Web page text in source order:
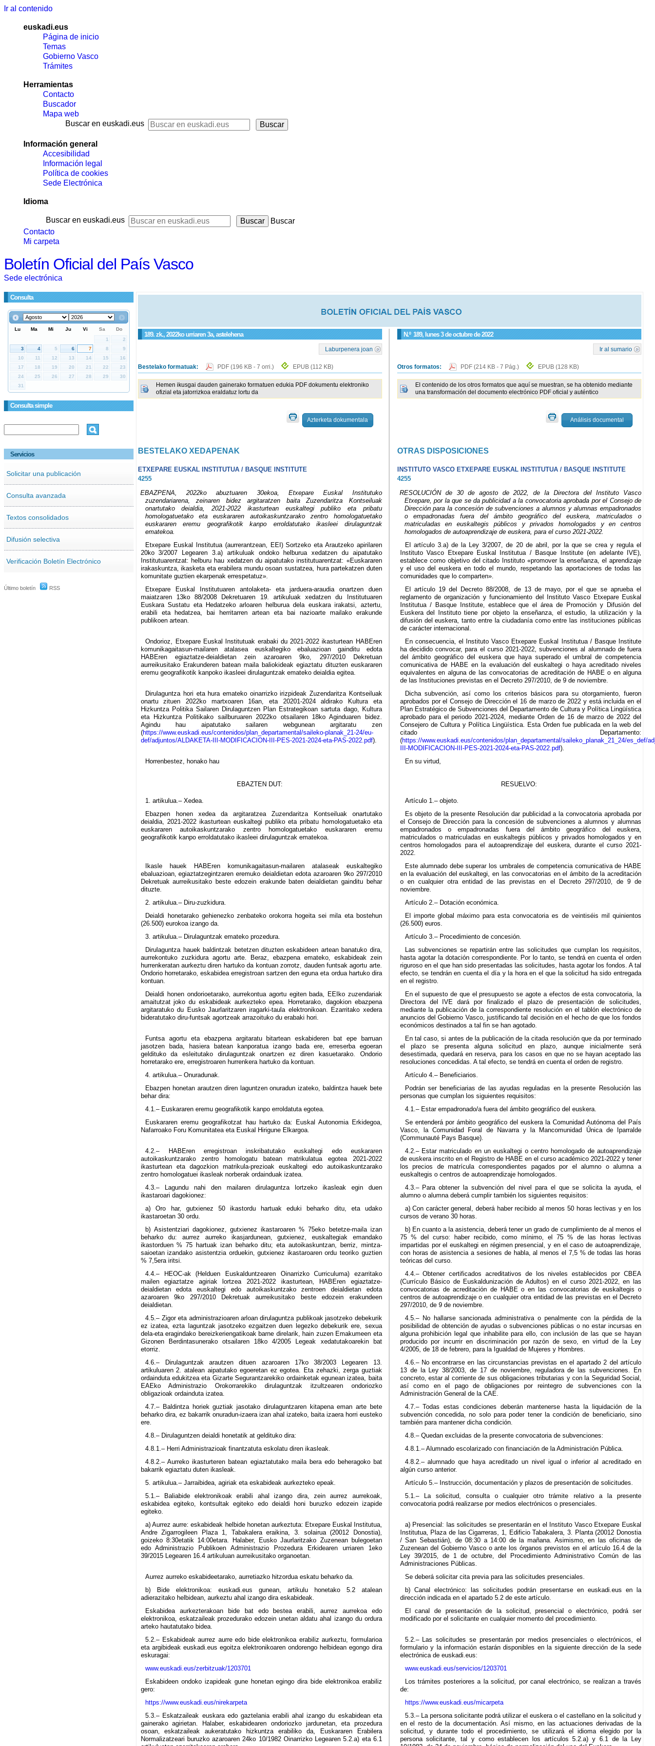
Ir al contenido
euskadi.eus
Página de inicio
Temas
Gobierno Vasco
Trámites
Herramientas
Contacto
Buscador
Mapa web
Buscar en euskadi.eus
Información general
Accesibilidad
Información legal
Política de cookies
Sede Electrónica
Idioma
Buscar en euskadi.eus
Buscar
Contacto
Mi carpeta
Boletín Oficial del País Vasco
Sede electrónica
Consulta
Consulta simple
Servicios
Solicitar una publicación
Consulta avanzada
Textos consolidados
Difusión selectiva
Verificación Boletín Electrónico
Último boletín RSS
189. zk., 2022ko urriaren 3a, astelehena N.º 189, lunes 3 de octubre de 2022
Laburpenera joan
Bestelako formatuak: PDF (196 KB - 7 orri.) EPUB (112 KB)
Hemen ikusgai dauden gainerako formatuen edukia PDF dokumentu elektroniko
ofizial eta jatorrizkoa eraldatuz lortu da
Azterketa dokumentala
Ir al sumario
Otros formatos: PDF (214 KB - 7 Pág.) EPUB (128 KB)
El contenido de los otros formatos que aquí se muestran, se ha obtenido mediante
una transformación del documento electrónico PDF oficial y auténtico
Análisis documental
BESTELAKO XEDAPENAK OTRAS DISPOSICIONES
ETXEPARE EUSKAL INSTITUTUA / BASQUE INSTITUTE
INSTITUTO VASCO ETXEPARE EUSKAL INSTITUTUA / BASQUE INSTITUTE
4255
4255
EBAZPENA, 2022ko abuztuaren 30ekoa, Etxepare Euskal Institutuko
zuzendariarena, zeinaren bidez argitaratzen baita Zuzendaritza Kontseiluak
onartutako deialdia, 2021-2022 ikasturtean euskaltegi publiko eta pribatu
homologatuetako eta euskararen autoikaskuntzarako zentro homologatuetako
euskararen eremu geografikotik kanpo erroldatutako ikasleei dirulaguntzak
ematekoa.
RESOLUCIÓN de 30 de agosto de 2022, de la Directora del Instituto Vasco
Etxepare, por la que se da publicidad a la convocatoria aprobada por el Consejo de
Dirección para la concesión de subvenciones a alumnos y alumnas empadronados
o empadronadas fuera del ámbito geográfico del euskera, matriculados o
matriculadas en euskaltegis públicos y privados homologados y en centros
homologados de autoaprendizaje de euskera, para el curso 2021-2022.
Etxepare Euskal Institutua (aurrerantzean, EEI) Sortzeko eta Arautzeko apirilaren
20ko 3/2007 Legearen 3.a) artikuluak ondoko helburua xedatzen du aipatutako
Institutuarentzat: helburu hau xedatzen du aipatutako institutuarentzat: «Euskararen
irakaskuntza, ikasketa eta erabilera mundu osoan sustatzea, hura partekatzen duten
komunitate guztien ekarpenak errespetatuz».
El artículo 3.a) de la Ley 3/2007, de 20 de abril, por la que se crea y regula el
Instituto Vasco Etxepare Euskal Institutua / Basque Institute (en adelante IVE),
establece como objetivo del citado Instituto «promover la enseñanza, el aprendizaje
y el uso del euskera en todo el mundo, respetando las aportaciones de todas las
comunidades que lo comparten».
Etxepare Euskal Institutuaren antolaketa- eta jarduera-araudia onartzen duen
maiatzaren 13ko 88/2008 Dekretuaren 19. artikuluak xedatzen du Institutuaren
Euskara Sustatu eta Hedatzeko arloaren helburua dela euskara irakatsi, aztertu,
erabili eta hedatzea, bai herritarren artean eta bai nazioarte mailako erakunde
publikoen artean.
El artículo 19 del Decreto 88/2008, de 13 de mayo, por el que se aprueba el
reglamento de organización y funcionamiento del Instituto Vasco Etxepare Euskal
Institutua / Basque Institute, establece que el área de Promoción y Difusión del
Euskera del Instituto tiene por objeto la enseñanza, el estudio, la utilización y la
difusión del euskera, tanto entre la ciudadanía como entre las instituciones públicas
de carácter internacional.
Ondorioz, Etxepare Euskal Institutuak erabaki du 2021-2022 ikasturtean HABEren
komunikagaitasun-mailaren atalasea euskaltegiko ebaluazioan gainditu edota
HABEren egiaztatze-deialdietan zein azaroaren 9ko, 297/2010 Dekretuan
aurreikusitako Erakunderen batean maila baliokideak egiaztatu dituzten euskararen
eremu geografikotik kanpoko ikasleei dirulaguntzak emateko deialdia egitea.
En consecuencia, el Instituto Vasco Etxepare Euskal Institutua / Basque Institute
ha decidido convocar, para el curso 2021-2022, subvenciones al alumnado de fuera
del ámbito geográfico del euskera que haya superado el umbral de competencia
comunicativa de HABE en la evaluación del euskaltegi o haya acreditado niveles
equivalentes en alguna de las convocatorias de acreditación de HABE o en alguna
de las Instituciones previstas en el Decreto 297/2010, de 9 de noviembre.
Dirulaguntza hori eta hura emateko oinarrizko irizpideak Zuzendaritza Kontseiluak
onartu zituen 2022ko martxoaren 16an, eta 20201-2024 aldirako Kultura eta
Hizkuntza Politika Sailaren Dirulaguntzen Plan Estrategikoan sartuta dago, Kultura
eta Hizkuntza Politikako sailburuaren 2022ko otsailaren 18ko Aginduaren bidez.
Agindu hau aipatutako sailaren webgunean argitaratu zen
(https://www.euskadi.eus/contenidos/plan_departamental/saileko-planak_21-24/eu-
def/adjuntos/ALDAKETA-III-MODIFICACION-III-PES-2021-2024-eta-PAS-2022.pdf).
Dicha subvención, así como los criterios básicos para su otorgamiento, fueron
aprobados por el Consejo de Dirección el 16 de marzo de 2022 y está incluida en el
Plan Estratégico de Subvenciones del Departamento de Cultura y Política Lingüística
aprobado para el periodo 2021-2024, mediante Orden de 16 de marzo de 2022 del
Consejero de Cultura y Política Lingüística. Esta Orden fue publicada en la web del
citado Departamento:
(https://www.euskadi.eus/contenidos/plan_departamental/saileko_planak_21_24/es_def/
III-MODIFICACION-III-PES-2021-2024-eta-PAS-2022.pdf).
Horrenbestez, honako hau
En su virtud,
EBAZTEN DUT: RESUELVO:
1. artikulua.– Xedea.
Artículo 1.– objeto.
Ebazpen honen xedea da argitaratzea Zuzendaritza Kontseiluak onartutako
deialdia, 2021-2022 ikasturtean euskaltegi publiko eta pribatu homologatuetako eta
euskararen autoikaskuntzarako zentro homologatuetako euskararen eremu
geografikotik kanpo erroldatutako ikasleei dirulaguntzak ematekoa.
Es objeto de la presente Resolución dar publicidad a la convocatoria aprobada por
el Consejo de Dirección para la concesión de subvenciones a alumnos y alumnas
empadronados o empadronadas fuera del ámbito geográfico del euskera,
matriculados o matriculadas en euskaltegis públicos y privados homologados y en
centros homologados para el autoaprendizaje del euskera, durante el curso 2021-
2022.
Ikasle hauek HABEren komunikagaitasun-mailaren atalaseak euskaltegiko
ebaluazioan, egiaztatzegintzaren eremuko deialdietan edota azaroaren 9ko 297/2010
Dekretuak aurreikusitako beste edozein erakunde baten deialdietan gainditu behar
dituzte.
Este alumnado debe superar los umbrales de competencia comunicativa de HABE
en la evaluación del euskaltegi, en las convocatorias en el ámbito de la acreditación
o en cualquier otra entidad de las previstas en el Decreto 297/2010, de 9 de
noviembre.
2. artikulua.– Diru-zuzkidura.
Artículo 2.– Dotación económica.
Deialdi honetarako gehienezko zenbateko orokorra hogeita sei mila eta bostehun
(26.500) eurokoa izango da.
El importe global máximo para esta convocatoria es de veintiséis mil quinientos
(26.500) euros.
3. artikulua.– Dirulaguntzak emateko prozedura.
Artículo 3.– Procedimiento de concesión.
Dirulaguntza hauek baldintzak betetzen dituzten eskabideen artean banatuko dira,
aurrekontuko zuzkidura agortu arte. Beraz, ebazpena emateko, eskabideak zein
hurrenkeratan aurkeztu diren hartuko da kontuan zorrotz, dauden funtsak agortu arte.
Ondorio horretarako, eskabidea erregistroan sartzen den eguna eta ordua hartuko dira
kontuan.
Las subvenciones se repartirán entre las solicitudes que cumplan los requisitos,
hasta agotar la dotación correspondiente. Por lo tanto, se tendrá en cuenta el orden
riguroso en el que han sido presentadas las solicitudes, hasta agotar los fondos. A tal
efecto, se tendrán en cuenta el día y la hora en el que la solicitud ha sido entregada
en el registro.
Deialdi honen ondorioetarako, aurrekontua agortu egiten bada, EEIko zuzendariak
amaitutzat joko du eskabideak aurkezteko epea. Horretarako, dagokion ebazpena
argitaratuko du Eusko Jaurlaritzaren iragarki-taula elektronikoan. Ezarritako xedera
bideratutako diru-funtsak agortzeak arrazoituko du erabaki hori.
En el supuesto de que el presupuesto se agote a efectos de esta convocatoria, la
Directora del IVE dará por finalizado el plazo de presentación de solicitudes,
mediante la publicación de la correspondiente resolución en el tablón electrónico de
anuncios del Gobierno Vasco, justificando tal decisión en el hecho de que los fondos
económicos destinados a tal fin se han agotado.
Funtsa agortu eta ebazpena argitaratu bitartean eskabideren bat epe barruan
jasotzen bada, hasiera batean kanporatua izango bada ere, erreserba egoeran
geldituko da esleitutako dirulaguntzak onartzen ez diren kasuetarako. Ondorio
horretarako ere, erregistroaren hurrenkera hartuko da kontuan.
En tal caso, si antes de la publicación de la citada resolución que da por terminado
el plazo se presenta alguna solicitud en plazo, aunque inicialmente será
desestimada, quedará en reserva, para los casos en que no se hayan aceptado las
resoluciones concedidas. A tal efecto, se tendrá en cuenta el orden de registro.
4. artikulua.– Onuradunak.
Artículo 4.– Beneficiarios.
Ebazpen honetan arautzen diren laguntzen onuradun izateko, baldintza hauek bete
behar dira:
Podrán ser beneficiarias de las ayudas reguladas en la presente Resolución las
personas que cumplan los siguientes requisitos:
4.1.– Euskararen eremu geografikotik kanpo erroldatuta egotea.
4.1.– Estar empadronado/a fuera del ámbito geográfico del euskera.
Euskararen eremu geografikotzat hau hartuko da: Euskal Autonomia Erkidegoa,
Nafarroako Foru Komunitatea eta Euskal Hirigune Elkargoa.
Se entenderá por ámbito geográfico del euskera la Comunidad Autónoma del País
Vasco, la Comunidad Foral de Navarra y la Mancomunidad Única de Iparralde
(Communauté Pays Basque).
4.2.– HABEren erregistroan inskribatutako euskaltegi edo euskararen
autoikaskuntzarako zentro homologatu batean matrikulatua egotea 2021-2022
ikasturtean eta dagozkion matrikula-prezioak euskaltegi edo autoikaskuntzarako
zentro homologatuei ikasleak norberak ordainduak izatea.
4.2.– Estar matriculado en un euskaltegi o centro homologado de autoaprendizaje
de euskera inscrito en el Registro de HABE en el curso académico 2021-2022 y tener
los precios de matrícula correspondientes pagados por el alumno o alumna a
euskaltegis o centros de autoaprendizaje homologados.
4.3.– Lagundu nahi den mailaren dirulaguntza lortzeko ikasleak egin duen
ikastaroari dagokionez:
4.3.– Para obtener la subvención del nivel para el que se solicita la ayuda, el
alumno o alumna deberá cumplir también los siguientes requisitos:
a) Oro har, gutxienez 50 ikastordu hartuak eduki beharko ditu, eta udako
ikastaroetan 30 ordu.
a) Con carácter general, deberá haber recibido al menos 50 horas lectivas y en los
cursos de verano 30 horas.
b) Asistentziari dagokionez, gutxienez ikastaroaren % 75eko betetze-maila izan
beharko du: aurrez aurreko ikasjardunean, gutxienez, euskaltegiak emandako
ikastorduen % 75 hartuak izan beharko ditu; eta autoikaskuntzan, berriz, mintza-
saioetan izandako asistentzia orduekin, gutxienez ikastaroaren ordu teoriko guztien
% 7,5era iritsi.
b) En cuanto a la asistencia, deberá tener un grado de cumplimiento de al menos el
75 % del curso: haber recibido, como mínimo, el 75 % de las horas lectivas
impartidas por el euskaltegi en régimen presencial, y en el caso de autoaprendizaje,
con horas de asistencia a sesiones de habla, al menos el 7,5 % de todas las horas
teóricas del curso.
4.4.– HEOC-ak (Helduen Euskalduntzearen Oinarrizko Curriculuma) ezarritako
mailen egiaztatze agiriak lortzea 2021-2022 ikasturtean, HABEren egiaztatze-
deialdietan edota euskaltegi edo autoikaskuntzako zentroen deialdietan edota
azaroaren 9ko 297/2010 Dekretuak aurreikusitako beste edozein erakundeen
deialdietan.
4.4.– Obtener certificados acreditativos de los niveles establecidos por CBEA
(Currículo Básico de Euskaldunización de Adultos) en el curso 2021-2022, en las
convocatorias de acreditación de HABE o en las convocatorias de euskaltegis o
centros de autoaprendizaje o en cualquier otra entidad de las previstas en el Decreto
297/2010, de 9 de noviembre.
4.5.– Zigor eta administrazioaren arloan dirulaguntza publikoak jasotzeko debekurik
ez izatea, ezta laguntzak jasotzeko ezgaitzen duen legezko debekurik ere, sexua
dela-eta eragindako bereizkeriengatikoak barne direlarik, hain zuzen Emakumeen eta
Gizonen Berdintasunerako otsailaren 18ko 4/2005 Legeak xedatutakoarekin bat
etorriz.
4.5.– No hallarse sancionada administrativa o penalmente con la pérdida de la
posibilidad de obtención de ayudas o subvenciones públicas o no estar incursas en
alguna prohibición legal que inhabilite para ello, con inclusión de las que se hayan
producido por incurrir en discriminación por razón de sexo, en virtud de la Ley
4/2005, de 18 de febrero, para la Igualdad de Mujeres y Hombres.
4.6.– Dirulaguntzak arautzen dituen azaroaren 17ko 38/2003 Legearen 13.
artikuluaren 2. atalean aipatutako egoeretan ez egotea. Eta zehazki, zerga guztiak
ordainduta edukitzea eta Gizarte Segurantzarekiko ordainketak egunean izatea, baita
EAEko Administrazio Orokorrarekiko dirulaguntzak itzultzearen ondoriozko
obligazioak ordainduta izatea.
4.6.– No encontrarse en las circunstancias previstas en el apartado 2 del artículo
13 de la Ley 38/2003, de 17 de noviembre, reguladora de las subvenciones. En
concreto, estar al corriente de sus obligaciones tributarias y con la Seguridad Social,
así como en el pago de obligaciones por reintegro de subvenciones con la
Administración General de la CAE.
4.7.– Baldintza horiek guztiak jasotako dirulaguntzaren kitapena eman arte bete
beharko dira, ez bakarrik onuradun-izaera izan ahal izateko, baita izaera horri eusteko
ere.
4.7.– Todas estas condiciones deberán mantenerse hasta la liquidación de la
subvención concedida, no solo para poder tener la condición de beneficiario, sino
también para mantener dicha condición.
4.8.– Dirulaguntzen deialdi honetatik at geldituko dira:
4.8.– Quedan excluidas de la presente convocatoria de subvenciones:
4.8.1.– Herri Administrazioak finantzatuta eskolatu diren ikasleak.
4.8.1.– Alumnado escolarizado con financiación de la Administración Pública.
4.8.2.– Aurreko ikasturteren batean egiaztatutako maila bera edo beheragoko bat
bakarrik egiaztatu duten ikasleak.
4.8.2.– alumnado que haya acreditado un nivel igual o inferior al acreditado en
algún curso anterior.
5. artikulua.– Jarraibidea, agiriak eta eskabideak aurkezteko epeak.
Artículo 5.– Instrucción, documentación y plazos de presentación de solicitudes.
5.1.– Baliabide elektronikoak erabili ahal izango dira, zein aurrez aurrekoak,
eskabidea egiteko, kontsultak egiteko edo deialdi honi buruzko edozein izapide
egiteko.
5.1.– La solicitud, consulta o cualquier otro trámite relativo a la presente
convocatoria podrá realizarse por medios electrónicos o presenciales.
a) Aurrez aurre: eskabideak helbide honetan aurkeztuta: Etxepare Euskal Institutua,
Andre Zigarrogileen Plaza 1, Tabakalera eraikina, 3. solairua (20012 Donostia),
goizeko 8:30etatik 14:00etara. Halaber, Eusko Jaurlaritzako Zuzenean bulegoetan
edo Administrazio Publikoen Administrazio Prozedura Erkidearen urriaren 1eko
39/2015 Legearen 16.4 artikuluan aurreikusitako organoetan.
a) Presencial: las solicitudes se presentarán en el Instituto Vasco Etxepare Euskal
Institutua, Plaza de las Cigarreras, 1, Edificio Tabakalera, 3. Planta (20012 Donostia
/ San Sebastián), de 08:30 a 14:00 de la mañana. Asimismo, en las oficinas de
Zuzenean del Gobierno Vasco o ante los órganos previstos en el artículo 16.4 de la
Ley 39/2015, de 1 de octubre, del Procedimiento Administrativo Común de las
Administraciones Públicas.
Aurrez aurreko eskabideetarako, aurretiazko hitzordua eskatu beharko da.
Se deberá solicitar cita previa para las solicitudes presenciales.
b) Bide elektronikoa: euskadi.eus gunean, artikulu honetako 5.2 atalean
adierazitako helbidean, aurkeztu ahal izango dira eskabideak.
b) Canal electrónico: las solicitudes podrán presentarse en euskadi.eus en la
dirección indicada en el apartado 5.2 de este artículo.
Eskabidea aurkezterakoan bide bat edo bestea erabili, aurrez aurrekoa edo
elektronikoa, eskatzaileak prozedurako edozein unetan aldatu ahal izango du ordura
arteko hautatutako bidea.
El canal de presentación de la solicitud, presencial o electrónico, podrá ser
modificado por el solicitante en cualquier momento del procedimiento.
5.2.– Eskabideak aurrez aurre edo bide elektronikoa erabiliz aurkeztu, formularioa
eta argibideak euskadi.eus egoitza elektronikoaren ondorengo helbidean egongo dira
eskuragai:
5.2.– Las solicitudes se presentarán por medios presenciales o electrónicos, el
formulario y la información estarán disponibles en la siguiente dirección de la sede
electrónica de euskadi.eus:
www.euskadi.eus/zerbitzuak/1203701
www.euskadi.eus/servicios/1203701
Eskabideen ondoko izapideak gune honetan egingo dira bide elektronikoa erabiliz
gero:
Los trámites posteriores a la solicitud, por canal electrónico, se realizan a través
de:
https://www.euskadi.eus/nirekarpeta
https://www.euskadi.eus/micarpeta
5.3.– Eskatzaileak euskara edo gaztelania erabili ahal izango du eskabidean eta
gainerako agirietan. Halaber, eskabidearen ondoriozko jardunetan, eta prozedura
osoan, eskatzaileak aukeratutako hizkuntza erabiliko da, Euskararen Erabilera
Normalizatzeari buruzko azaroaren 24ko 10/1982 Oinarrizko Legearen 5.2.a) eta 6.1
5.3.– La persona solicitante podrá utilizar el euskera o el castellano en la solicitud y
en el resto de la documentación. Así mismo, en las actuaciones derivadas de la
solicitud, y durante todo el procedimiento, se utilizará el idioma elegido por la
persona solicitante, tal y como establecen los artículos 5.2.a) y 6.1 de la Ley